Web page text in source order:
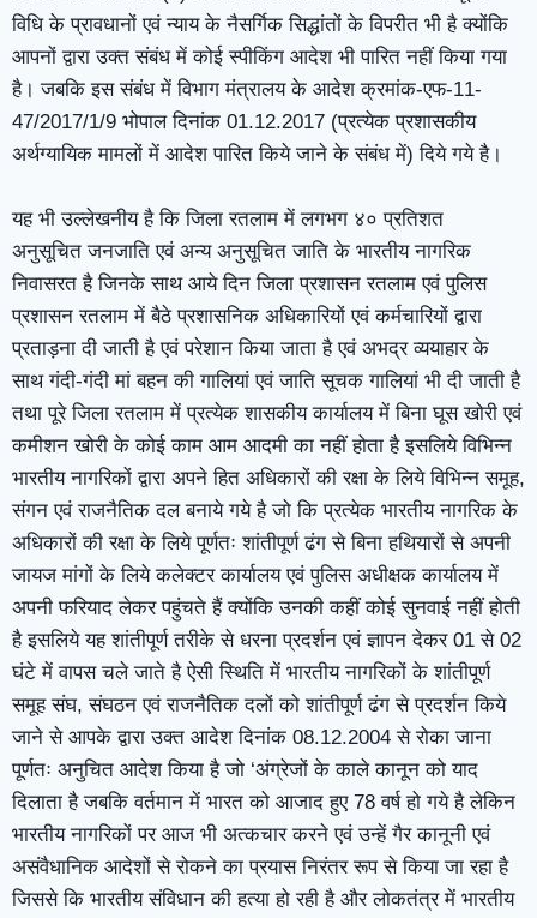
विधि के प्रावधानों एवं न्याय के नैसर्गिक सिद्धांतों के विपरीत भी है क्योंकि
आपनों द्वारा उक्त संबंध में कोई स्पीकिंग आदेश भी पारित नहीं किया गया
है। जबकि इस संबंध में विभाग मंत्रालय के आदेश क्रमांक-एफ-11-
47/2017/1/9 भोपाल दिनांक 01.12.2017 (प्रत्येक प्रशासकीय
अर्थग्यायिक मामलों में आदेश पारित किये जाने के संबंध में) दिये गये है।
यह भी उल्लेखनीय है कि जिला रतलाम में लगभग ४० प्रतिशत
अनुसूचित जनजाति एवं अन्य अनुसूचित जाति के भारतीय नागरिक
निवासरत है जिनके साथ आये दिन जिला प्रशासन रतलाम एवं पुलिस
प्रशासन रतलाम में बैठे प्रशासनिक अधिकारियों एवं कर्मचारियों द्वारा
प्रताड़ना दी जाती है एवं परेशान किया जाता है एवं अभद्र व्ययाहार के
साथ गंदी-गंदी मां बहन की गालियां एवं जाति सूचक गालियां भी दी जाती है
तथा पूरे जिला रतलाम में प्रत्येक शासकीय कार्यालय में बिना घूस खोरी एवं
कमीशन खोरी के कोई काम आम आदमी का नहीं होता है इसलिये विभिन्न
भारतीय नागरिकों द्वारा अपने हित अधिकारों की रक्षा के लिये विभिन्न समूह,
संगन एवं राजनैतिक दल बनाये गये है जो कि प्रत्येक भारतीय नागरिक के
अधिकारों की रक्षा के लिये पूर्णतः शांतीपूर्ण ढंग से बिना हथियारों से अपनी
जायज मांगों के लिये कलेक्टर कार्यालय एवं पुलिस अधीक्षक कार्यालय में
अपनी फरियाद लेकर पहुंचते हैं क्योंकि उनकी कहीं कोई सुनवाई नहीं होती
है इसलिये यह शांतीपूर्ण तरीके से धरना प्रदर्शन एवं ज्ञापन देकर 01 से 02
घंटे में वापस चले जाते है ऐसी स्थिति में भारतीय नागरिकों के शांतीपूर्ण
समूह संघ, संघठन एवं राजनैतिक दलों को शांतीपूर्ण ढंग से प्रदर्शन किये
जाने से आपके द्वारा उक्त आदेश दिनांक 08.12.2004 से रोका जाना
पूर्णतः अनुचित आदेश किया है जो ‘अंग्रेजों के काले कानून को याद
दिलाता है जबकि वर्तमान में भारत को आजाद हुए 78 वर्ष हो गये है लेकिन
भारतीय नागरिकों पर आज भी अत्कचार करने एवं उन्हें गैर कानूनी एवं
असंवैधानिक आदेशों से रोकने का प्रयास निरंतर रूप से किया जा रहा है
जिससे कि भारतीय संविधान की हत्या हो रही है और लोकतंत्र में भारतीय